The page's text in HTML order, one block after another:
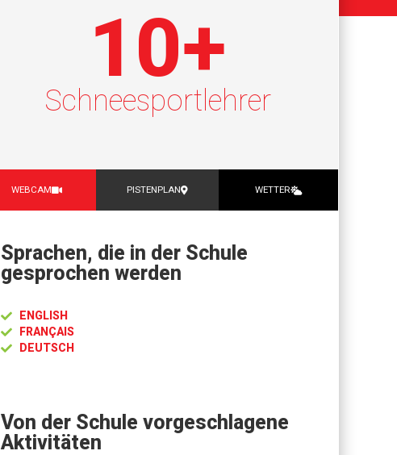
Schneesportlehrer
10+
WEBCAM PISTENPLAN WETTER
Sprachen, die in der Schule
gesprochen werden
ENGLISH
FRANÇAIS
DEUTSCH
Von der Schule vorgeschlagene
Aktivitäten